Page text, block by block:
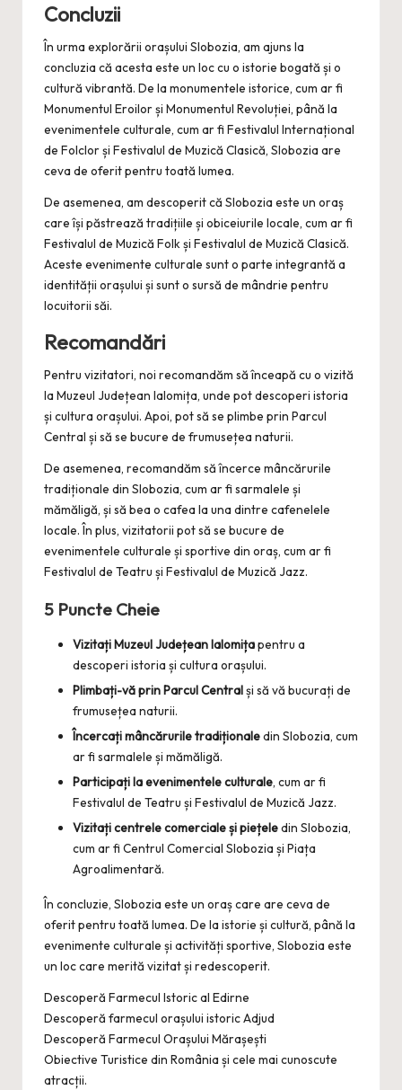
Concluzii
În urma explorării orașului Slobozia, am ajuns la
concluzia că acesta este un loc cu o istorie bogată și o
cultură vibrantă. De la monumentele istorice, cum ar fi
Monumentul Eroilor și Monumentul Revoluției, până la
evenimentele culturale, cum ar fi Festivalul Internațional
de Folclor și Festivalul de Muzică Clasică, Slobozia are
ceva de oferit pentru toată lumea.
De asemenea, am descoperit că Slobozia este un oraș
care își păstrează tradițiile și obiceiurile locale, cum ar fi
Festivalul de Muzică Folk și Festivalul de Muzică Clasică.
Aceste evenimente culturale sunt o parte integrantă a
identității orașului și sunt o sursă de mândrie pentru
locuitorii săi.
Recomandări
Pentru vizitatori, noi recomandăm să înceapă cu o vizită
la Muzeul Județean Ialomița, unde pot descoperi istoria
și cultura orașului. Apoi, pot să se plimbe prin Parcul
Central și să se bucure de frumusețea naturii.
De asemenea, recomandăm să încerce mâncărurile
tradiționale din Slobozia, cum ar fi sarmalele și
mămăligă, și să bea o cafea la una dintre cafenelele
locale. În plus, vizitatorii pot să se bucure de
evenimentele culturale și sportive din oraș, cum ar fi
Festivalul de Teatru și Festivalul de Muzică Jazz.
5 Puncte Cheie
Vizitați Muzeul Județean Ialomițapentru a
descoperi istoria și cultura orașului.
Plimbați-vă prin Parcul Centralși să vă bucurați de
frumusețea naturii.
Încercați mâncărurile tradiționaledin Slobozia, cum
ar fi sarmalele și mămăligă.
Participați la evenimentele culturale, cum ar fi
Festivalul de Teatru și Festivalul de Muzică Jazz.
Vizitați centrele comerciale și piețeledin Slobozia,
cum ar fi Centrul Comercial Slobozia și Piața
Agroalimentară.
În concluzie, Slobozia este un oraș care are ceva de
oferit pentru toată lumea. De la istorie și cultură, până la
evenimente culturale și activități sportive, Slobozia este
un loc care merită vizitat și redescoperit.
Descoperă Farmecul Istoric al Edirne
Descoperă farmecul orașului istoric Adjud
Descoperă Farmecul Orașului Mărașești
Obiective Turistice din România și cele mai cunoscute
atracții.